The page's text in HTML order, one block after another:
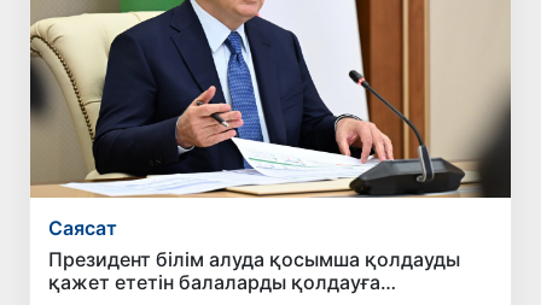
Саясат
Президент білім алуда қосымша қолдауды
қажет ететін балаларды қолдауға